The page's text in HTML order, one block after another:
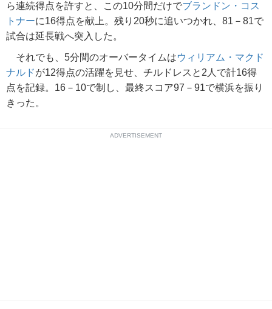
ら連続得点を許すと、この10分間だけでブランドン・コス
トナーに16得点を献上。残り20秒に追いつかれ、81－81で
試合は延長戦へ突入した。
それでも、5分間のオーバータイムはウィリアム・マクド
ナルドが12得点の活躍を見せ、チルドレスと2人で計16得
点を記録。16－10で制し、最終スコア97－91で横浜を振り
きった。
ADVERTISEMENT